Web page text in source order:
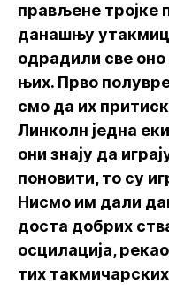
прављене тројке
данашњу
одрадили све
њих. Прво
смо да их
Линколн једна
они знају да
поновити, то су
Нисмо им дали
доста добрих
осцилација,
тих